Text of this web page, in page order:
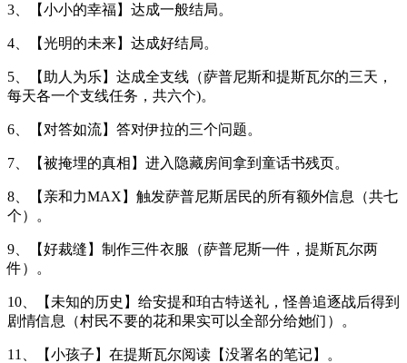
3、【小小的幸福】达成一般结局。
4、【光明的未来】达成好结局。
5、【助人为乐】达成全支线（萨普尼斯和提斯瓦尔的三天，
每天各一个支线任务，共六个)。
6、【对答如流】答对伊拉的三个问题。
7、【被掩埋的真相】进入隐藏房间拿到童话书残页。
8、【亲和力MAX】触发萨普尼斯居民的所有额外信息（共七
个）。
9、【好裁缝】制作三件衣服（萨普尼斯一件，提斯瓦尔两
件）。
10、【未知的历史】给安提和珀古特送礼，怪兽追逐战后得到
剧情信息（村民不要的花和果实可以全部分给她们）。
11、【小孩子】在提斯瓦尔阅读【没署名的笔记】。